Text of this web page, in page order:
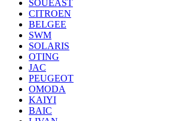
SOUEAST
CITROEN
BELGEE
SWM
SOLARIS
OTING
JAC
PEUGEOT
OMODA
KAIYI
BAIC